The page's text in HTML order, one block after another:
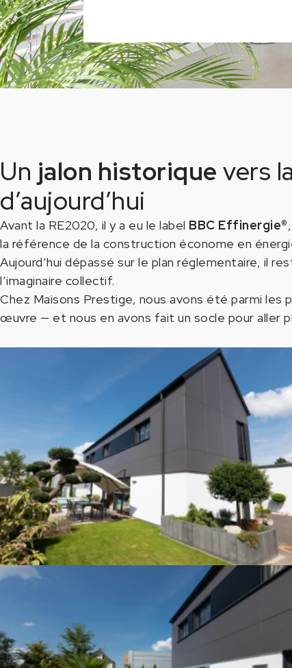
Un jalon historique vers
d’aujourd’hui
Avant la RE2020, il y a eu le label BBC Effinergie®
la référence de la construction économe en
Aujourd’hui dépassé sur le plan réglementaire, il
l’imaginaire collectif.
Chez Maisons Prestige, nous avons été parmi les
œuvre — et nous en avons fait un socle pour aller